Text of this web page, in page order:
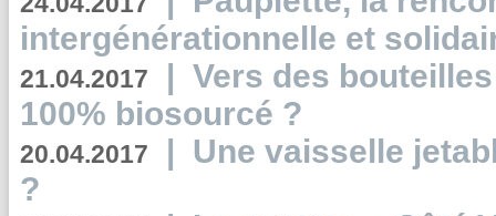
intergénérationnelle et
21.04.2017 | Vers des
100% biosourcé ?
20.04.2017 | Une vaisselle
?